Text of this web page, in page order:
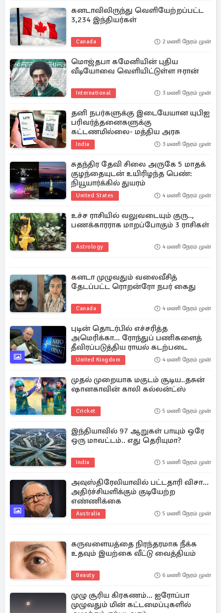
கனடாவிலிருந்து வெளியேற்றப்பட்ட
3,234 இந்தியர்கள்
Canada 2 மணி நேரம் முன்
மொஜ்தபா கமேனியின் புதிய
வீடியோவை வெளியிட்டுள்ள ஈரான்
International 3 மணி நேரம் முன்
தனி நபர்களுக்கு இடையேயான யுபிஐ
பரிவர்த்தனைகளுக்கு
கட்டணமில்லை- மத்திய அரசு
India 3 மணி நேரம் முன்
சுதந்திர தேவி சிலை அருகே 5 மாதக்
குழந்தையுடன் உயிரிழந்த பெண்:
நியூயார்க்கில் துயரம்
United States 4 மணி நேரம் முன்
உச்ச ராசியில் வலுவடையும் குரு..,
பணக்காரராக மாறப்போகும் 3 ராசிகள்
Astrology 4 மணி நேரம் முன்
கனடா முழுவதும் வலைவீசித்
தேடப்பட்ட ரொறன்ரோ நபர் கைது
Canada 4 மணி நேரம் முன்
புடின் தொடர்பில் எச்சரித்த
அமெரிக்கா... ரோந்துப் பணிகளைத்
தீவிரப்படுத்திய ராயல் கடற்படை
United Kingdom 4 மணி நேரம் முன்
முதல் முறையாக மகுடம் சூடிய..தசுன்
ஷானகாவின் காலி கல்லன்ட்ஸ்
Cricket 5 மணி நேரம் முன்
இந்தியாவில் 97 ஆறுகள் பாயும் ஒரே
ஒரு மாவட்டம்.. எது தெரியுமா?
India 5 மணி நேரம் முன்
அவுஸ்திரேலியாவில் பட்டதாரி விசா...
அதிர்ச்சியளிக்கும் குடியேற்ற
எண்ணிக்கை
Australia 5 மணி நேரம் முன்
கருவளையத்தை நிரந்தரமாக நீக்க
உதவும் இயற்கை வீட்டு வைத்தியம்
Beauty 6 மணி நேரம் முன்
முழு சூரிய கிரகணம்... ஐரோப்பா
முழுவதும் மின் கட்டமைப்புகளில்